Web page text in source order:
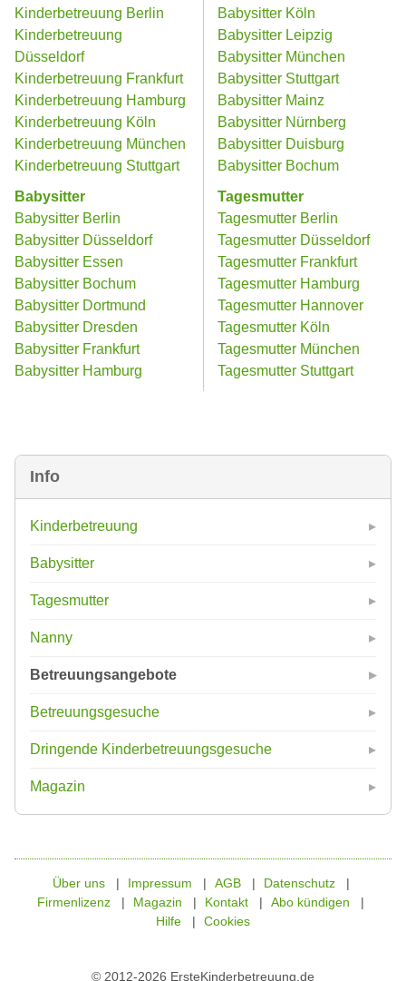
Info
Kinderbetreuung
Babysitter
Tagesmutter
Nanny
Betreuungsangebote
Betreuungsgesuche
Dringende Kinderbetreuungsgesuche
Magazin
Kinderbetreuung Berlin
Kinderbetreuung
Düsseldorf
Kinderbetreuung Frankfurt
Kinderbetreuung Hamburg
Kinderbetreuung Köln
Kinderbetreuung München
Kinderbetreuung Stuttgart
Babysitter
Babysitter Berlin
Babysitter Düsseldorf
Babysitter Essen
Babysitter Bochum
Babysitter Dortmund
Babysitter Dresden
Babysitter Frankfurt
Babysitter Hamburg
Babysitter Köln
Babysitter Leipzig
Babysitter München
Babysitter Stuttgart
Babysitter Mainz
Babysitter Nürnberg
Babysitter Duisburg
Babysitter Bochum
Tagesmutter
Tagesmutter Berlin
Tagesmutter Düsseldorf
Tagesmutter Frankfurt
Tagesmutter Hamburg
Tagesmutter Hannover
Tagesmutter Köln
Tagesmutter München
Tagesmutter Stuttgart
© 2012-2026 ErsteKinderbetreuung.de
Über uns Impressum AGB
Datenschutz
Firmenlizenz
Magazin Kontakt
Abo kündigen
Hilfe
Cookies